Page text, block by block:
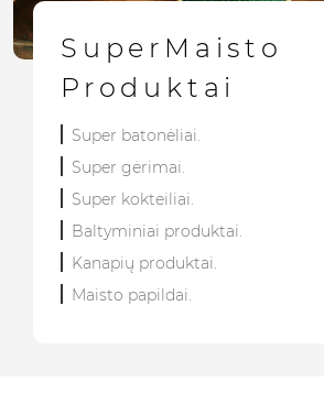
SuperMaisto
Produktai
Super batonėliai.
Super gėrimai.
Super kokteiliai.
Baltyminiai produktai.
Kanapių produktai.
Maisto papildai.